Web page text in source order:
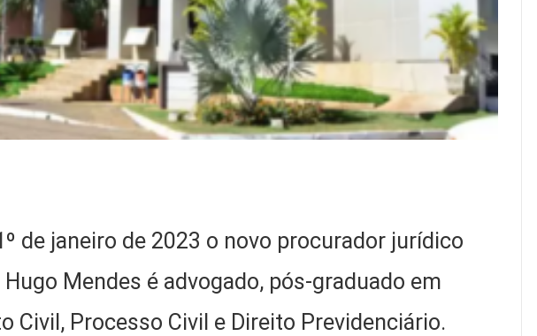
de janeiro de 2023 o novo procurador jurídico
Mendes é advogado, pós-graduado em
Civil, Processo Civil e Direito Previdenciário.